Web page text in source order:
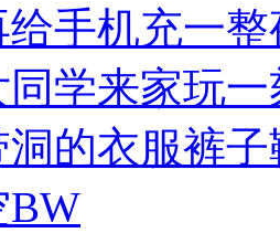
手机充一
同学来家玩
的衣服裤
BW